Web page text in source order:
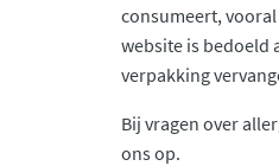
consumeert,
website is bedoeld
verpakking
Bij vragen over
ons op.